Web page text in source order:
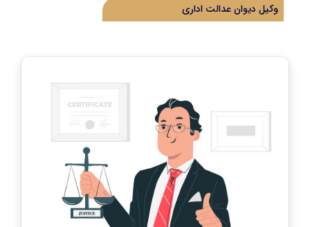
وکیل دیوان عدالت اداری